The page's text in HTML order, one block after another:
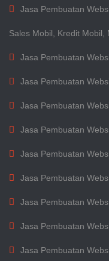
Jasa Pembuatan
Sales Mobil, Kredit Mobil,
Jasa Pembuatan
Jasa Pembuatan
Jasa Pembuatan
Jasa Pembuatan
Jasa Pembuatan
Jasa Pembuatan
Jasa Pembuatan
Jasa Pembuatan
Jasa Pembuatan